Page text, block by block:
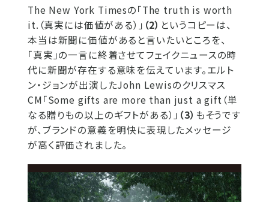
The New York Timesの「The truth is worth
it.（真実には価値がある）」 （2） というコピーは、
本当は新聞に価値があると言いたいところを、
「真実」の一言に終着させてフェイクニュースの時
代に新聞が存在する意味を伝えています。エルト
ン・ジョンが出演したJohn Lewisのクリスマス
CM「Some gifts are more than just a gift（単
なる贈りもの以上のギフトがある）」 （3） もそうです
が、ブランドの意義を明快に表現したメッセージ
が高く評価されました。